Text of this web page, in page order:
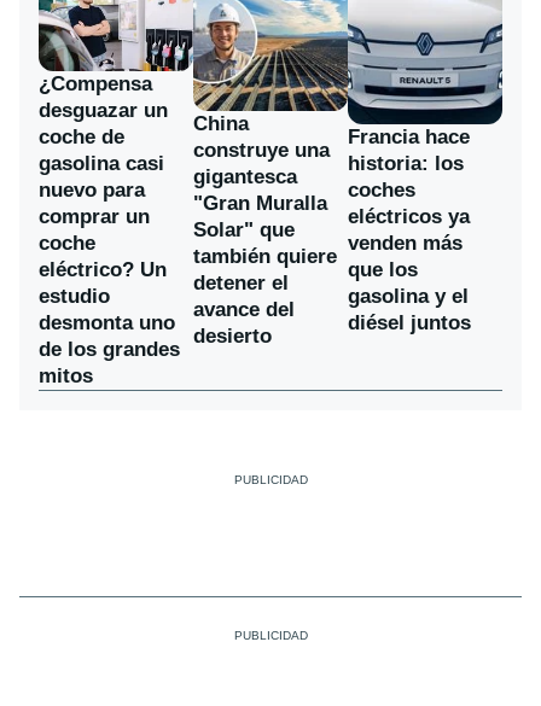
¿Compensa
desguazar un
coche de
gasolina casi
nuevo para
comprar un
coche
eléctrico? Un
estudio
desmonta uno
de los grandes
mitos
China
construye una
gigantesca
"Gran Muralla
Solar" que
también quiere
detener el
avance del
desierto
Francia hace
historia: los
coches
eléctricos ya
venden más
que los
gasolina y el
diésel juntos